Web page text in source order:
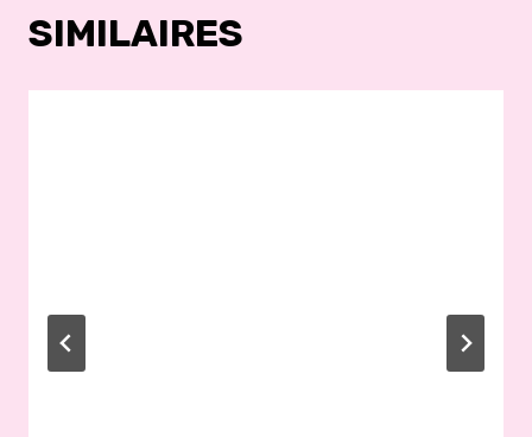
SIMILAIRES